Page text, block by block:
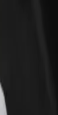
qui vous